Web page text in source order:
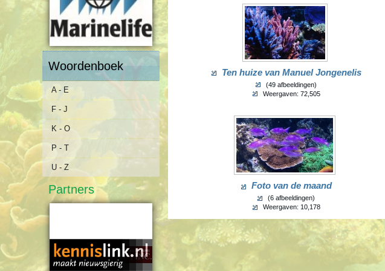
Woordenboek
A - E
F - J
K - O
P - T
U - Z
Partners
Ten huize van Manuel Jongenelis
(49 afbeeldingen)
Weergaven: 72,505
Foto van de maand
(6 afbeeldingen)
Weergaven: 10,178